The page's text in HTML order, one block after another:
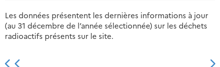
Les données présentent les dernières informations à jour
(au 31 décembre de l’année sélectionnée) sur les déchets
radioactifs présents sur le site.